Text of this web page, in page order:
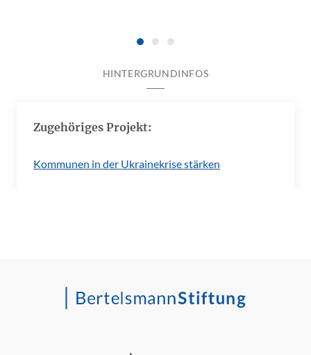
HINTERGRUNDINFOS
Zugehöriges Projekt:
Kommunen in der Ukrainekrise stärken